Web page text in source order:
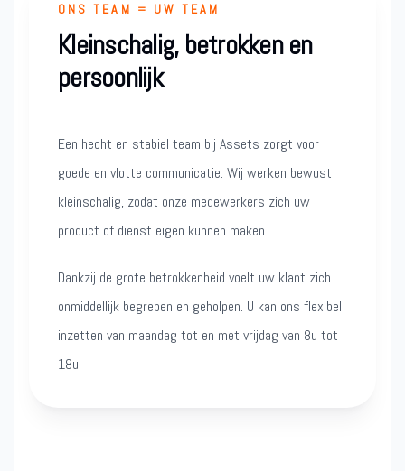
ONS TEAM = UW TEAM
Kleinschalig, betrokken en
persoonlijk
Een hecht en stabiel team bij Assets zorgt voor
goede en vlotte communicatie. Wij werken bewust
kleinschalig, zodat onze medewerkers zich uw
product of dienst eigen kunnen maken.
Dankzij de grote betrokkenheid voelt uw klant zich
onmiddellijk begrepen en geholpen. U kan ons flexibel
inzetten van maandag tot en met vrijdag van 8u tot
18u.